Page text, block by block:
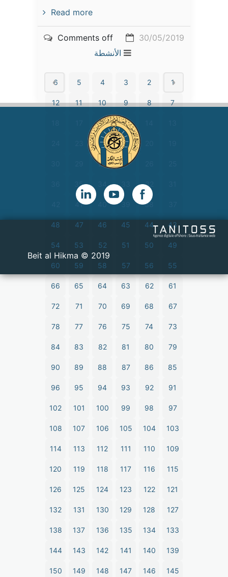
Read more
30/05/2019
Comments off
الأنشطة
1
2
3
4
5
6
7
8
9
10
11
12
15
16
21
22
27
28
32
35
38
39
40
41
43
44
45
46
47
48
49
50
51
52
53
54
55
56
57
58
59
60
61
62
63
64
65
66
67
68
69
70
71
72
73
74
75
76
77
78
79
80
81
82
83
84
85
86
87
88
89
90
91
92
93
94
95
96
97
98
99
100
101
102
103
104
105
106
107
108
109
110
111
112
113
114
115
116
117
118
119
120
121
122
123
124
125
126
127
128
129
130
131
132
133
134
135
136
137
138
139
140
141
142
143
144
145
146
147
148
149
150
2019 © Beit al Hikma